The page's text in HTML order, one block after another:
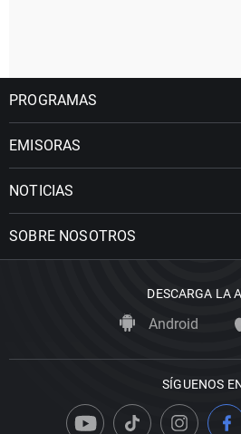
PROGRAMAS
EMISORAS
NOTICIAS
SOBRE NOSOTROS
DESCARGA LA
Android
SÍGUENOS